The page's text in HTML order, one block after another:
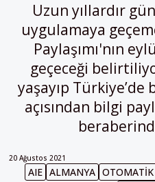
Uzun yıllardır
uygulamaya
Paylaşımı'nın
geçeceği
yaşayıp Türkiye’de
açısından bilgi
20 Ağustos 2021
AIE ALMANYA